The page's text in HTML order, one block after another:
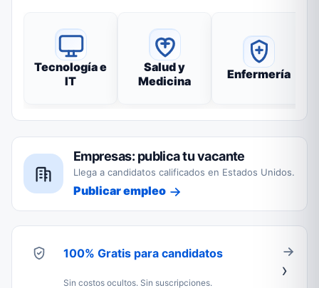
Tecnología e
IT
Salud y
Medicina
Enfermería
Empresas: publica tu vacante
Llega a candidatos calificados en Estados Unidos.
Publicar empleo
100% Gratis para candidatos
Sin costos ocultos. Sin suscripciones.